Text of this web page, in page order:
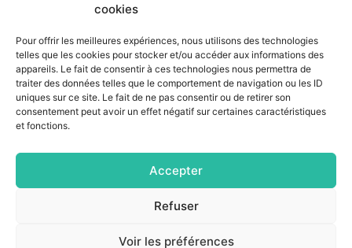
cookies
Pour offrir les meilleures expériences, nous utilisons des technologies
telles que les cookies pour stocker et/ou accéder aux informations des
appareils. Le fait de consentir à ces technologies nous permettra de
traiter des données telles que le comportement de navigation ou les ID
uniques sur ce site. Le fait de ne pas consentir ou de retirer son
consentement peut avoir un effet négatif sur certaines caractéristiques
et fonctions.
Accepter
Refuser
Voir les préférences
Informations
Contactez-nous
Conditions d’utilisation
Conditions de vente
Déclaration de confidentialité (UE)
Imprint